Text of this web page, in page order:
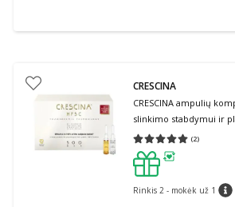
CRESCINA
CRESCINA ampulių
slinkimo stabdymui ir
TRANSDERMIC
500 (10 + 10), 20 ampulių
(2)
Vidutinis įvertinimas 5.00
patarimas
Rinkis 2 - mokėk už 1